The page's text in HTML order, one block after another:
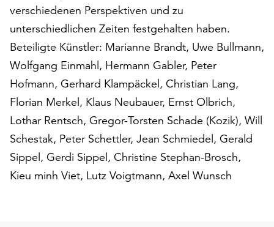
akzeptieren.
Sie
können
Ihr
Einverständnis
jederzeit
ändern
und
widerrufen.
Dafür
steht
Ihnen
verschiedenen Perspektiven und zu
unterschiedlichen Zeiten festgehalten haben.
Beteiligte Künstler: Marianne Brandt, Uwe Bullmann,
Wolfgang Einmahl, Hermann Gabler, Peter
Hofmann, Gerhard Klampäckel, Christian Lang,
Florian Merkel, Klaus Neubauer, Ernst Olbrich,
Lothar Rentsch, Gregor-Torsten Schade (Kozik), Will
Schestak, Peter Schettler, Jean Schmiedel, Gerald
Sippel, Gerdi Sippel, Christine Stephan-Brosch,
Kieu minh Viet, Lutz Voigtmann, Axel Wunsch